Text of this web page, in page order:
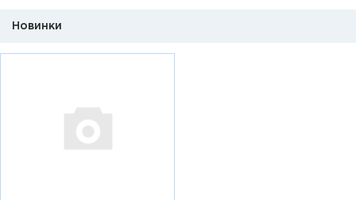
Новинки